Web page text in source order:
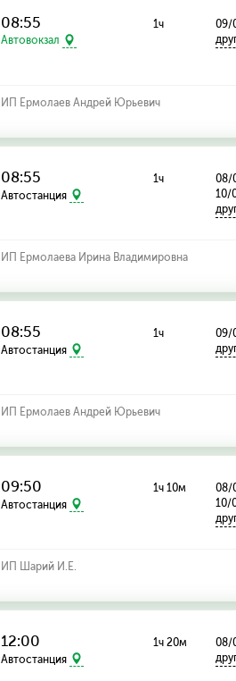
08:55
Автовокзал
1ч
09/
ИП Ермолаев Андрей Юрьевич
08:55
Автостанция
1ч
08/
10/
ИП Ермолаева Ирина Владимировна
08:55
Автостанция
1ч
09/
ИП Ермолаев Андрей Юрьевич
09:50
Автостанция
1ч 10м
08/
10/
ИП Шарий И.Е.
12:00
Автостанция
1ч 20м
08/